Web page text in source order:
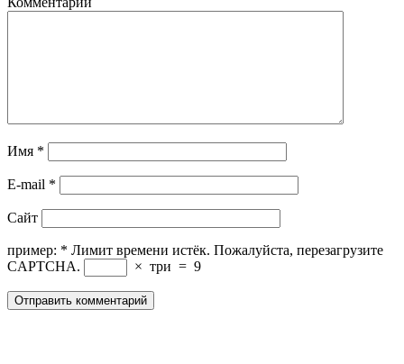
Имя *
E-mail *
Сайт
пример: * Лимит времени истёк. Пожалуйста, перезагрузите
CAPTCHA.
× три = 9